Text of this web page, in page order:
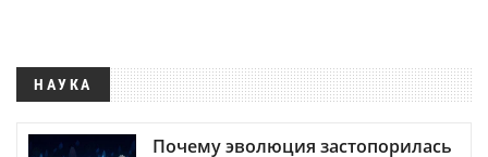
НАУКА
Почему эволюция застопорилась